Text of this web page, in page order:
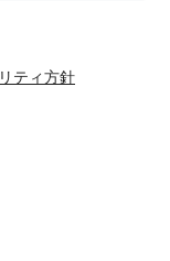
ティ方針